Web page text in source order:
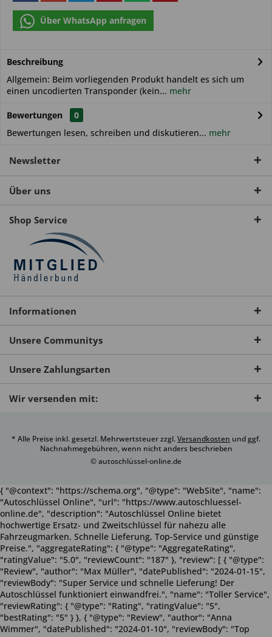
Über WhatsApp anfragen
Beschreibung
Allgemein: Beim vorliegenden Produkt handelt es sich um
einen uncodierten Transponder (kein... mehr
Bewertungen
0
Bewertungen lesen, schreiben und diskutieren... mehr
Newsletter
Über uns
Shop Service
Informationen
Unsere Communitys
Unsere Zahlungsarten
Wir versenden mit:
* Alle Preise inkl. gesetzl. Mehrwertsteuer zzgl.Versandkosten und ggf.
Nachnahmegebühren, wenn nicht anders beschrieben
© autoschlüssel-online.de
{ "@context": "https://schema.org", "@type": "WebSite", "name":
"Autoschlüssel Online", "url": "https://www.autoschluessel-
online.de", "description": "Autoschlüssel Online bietet
hochwertige Ersatz- und Zweitschlüssel für nahezu alle
Fahrzeugmarken. Schnelle Lieferung, Top-Service und günstige
Preise.", "aggregateRating": { "@type": "AggregateRating",
"ratingValue": "5.0", "reviewCount": "187" }, "review": [ { "@type":
"Review", "author": "Max Müller", "datePublished": "2024-01-15",
"reviewBody": "Super Service und schnelle Lieferung! Der
Autoschlüssel funktioniert einwandfrei.", "name": "Toller Service",
"reviewRating": { "@type": "Rating", "ratingValue": "5",
"bestRating": "5" } }, { "@type": "Review", "author": "Anna
Wimmer", "datePublished": "2024-01-10", "reviewBody": "Top